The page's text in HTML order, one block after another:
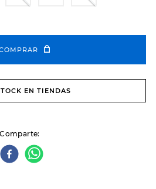
EN TIENDAS
Comparte